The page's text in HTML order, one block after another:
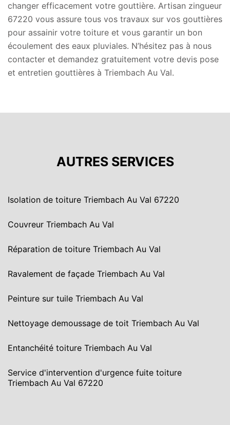
changer efficacement votre gouttière. Artisan zingueur
67220 vous assure tous vos travaux sur vos gouttières
pour assainir votre toiture et vous garantir un bon
écoulement des eaux pluviales. N’hésitez pas à nous
contacter et demandez gratuitement votre devis pose
et entretien gouttières à Triembach Au Val.
AUTRES SERVICES
Isolation de toiture Triembach Au Val 67220
Couvreur Triembach Au Val
Réparation de toiture Triembach Au Val
Ravalement de façade Triembach Au Val
Peinture sur tuile Triembach Au Val
Nettoyage demoussage de toit Triembach Au Val
Entanchéité toiture Triembach Au Val
Service d'intervention d'urgence fuite toiture
Triembach Au Val 67220